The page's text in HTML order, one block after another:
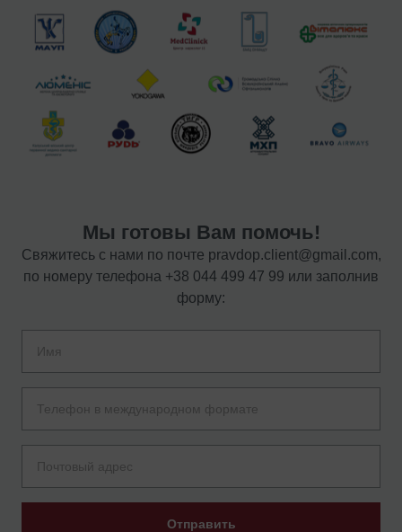
Мы готовы Вам помочь!
Свяжитесь с нами по почте pravdop.client@gmail.com,
по номеру телефона +38 044 499 47 99 или заполнив
форму:
Отправить